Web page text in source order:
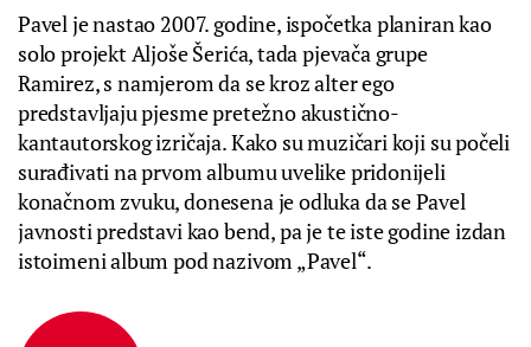
Pavel je nastao 2007. godine, ispočetka planiran kao
solo projekt Aljoše Šerića, tada pjevača grupe
Ramirez, s namjerom da se kroz alter ego
predstavljaju pjesme pretežno akustično-
kantautorskog izričaja. Kako su muzičari koji su počeli
surađivati na prvom albumu uvelike pridonijeli
konačnom zvuku, donesena je odluka da se Pavel
javnosti predstavi kao bend, pa je te iste godine izdan
istoimeni album pod nazivom „Pavel“.